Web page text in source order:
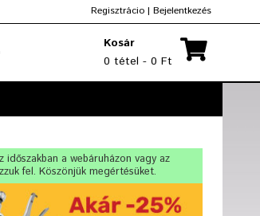
Regisztrácio | Bejelentkezés
Kosár
0 tétel - 0 Ft
időszakban a webáruházon vagy az
fel. Köszönjük megértésüket.